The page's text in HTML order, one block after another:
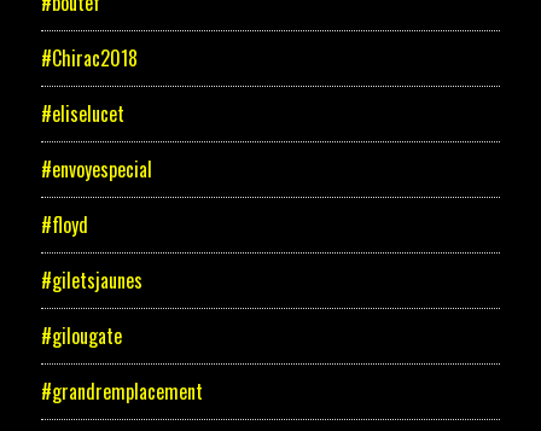
#Chirac2018
#eliselucet
#envoyespecial
#floyd
#giletsjaunes
#gilougate
#grandremplacement